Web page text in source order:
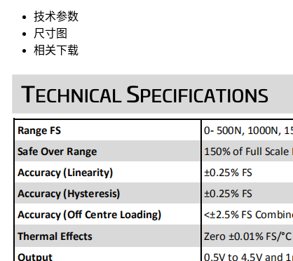
技术参数
尺寸图
相关下载